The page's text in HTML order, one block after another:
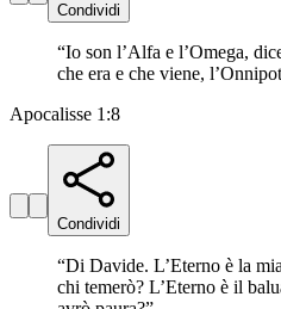
Condividi
“Io son l’Alfa e l’Omega,
che era e che viene,
Apocalisse 1:8
Condividi
“Di Davide. L’Eterno è la
chi temerò? L’Eterno è il